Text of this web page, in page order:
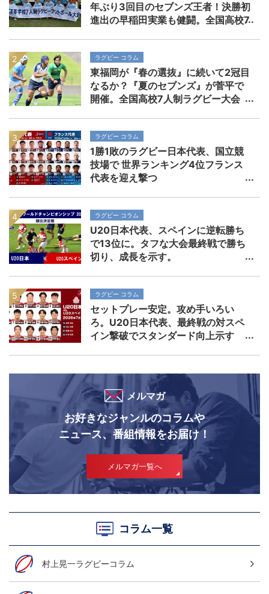
年ぶり3回目のセブンズ王者！決勝初
進出の早稲田実業も健闘。全国高校7
ラグビー コラム
東福岡が『春の選抜』に続いて2冠目
なるか？『夏のセブンズ』が菅平で
開催。全国高校7人制ラグビー大会
ラグビー コラム
1勝1敗のラグビー日本代表、国立競
技場で 世界ランキング4位フランス
代表を迎え撃つ
ラグビー コラム
U20日本代表、スペインに逆転勝ち
で13位に。タフな大会最終戦で勝ち
切り、成長を示す。
ラグビー コラム
セットプレー安定。攻め手いろい
ろ。U20日本代表、最終戦の対スペ
イン撃破でスタンダード向上示す
メルマガ
お好きなジャンルのコラムや
ニュース、番組情報をお届け！
メルマガ一覧へ
コラム一覧
村上晃一ラグビーコラム